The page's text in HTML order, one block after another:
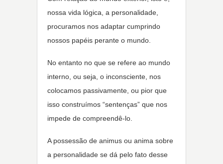
nossa vida lógica, a personalidade,
procuramos nos adaptar cumprindo
nossos papéis perante o mundo.
No entanto no que se refere ao mundo
interno, ou seja, o inconsciente, nos
colocamos passivamente, ou pior que
isso construímos “sentenças” que nos
impede de compreendê-lo.
A possessão de animus ou anima sobre
a personalidade se dá pelo fato desse